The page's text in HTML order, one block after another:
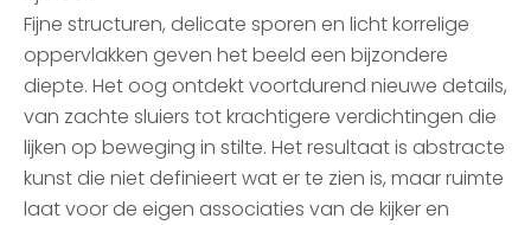
Fijne structuren, delicate sporen en licht korrelige
oppervlakken geven het beeld een bijzondere
diepte. Het oog ontdekt voortdurend nieuwe details,
van zachte sluiers tot krachtigere verdichtingen die
lijken op beweging in stilte. Het resultaat is abstracte
kunst die niet definieert wat er te zien is, maar ruimte
laat voor de eigen associaties van de kijker en